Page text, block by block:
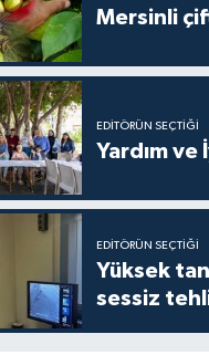
Mersinli
EDITÖRÜN SEÇTIĞI
Yardım ve
EDITÖRÜN SEÇTIĞI
Yüksek
sessiz